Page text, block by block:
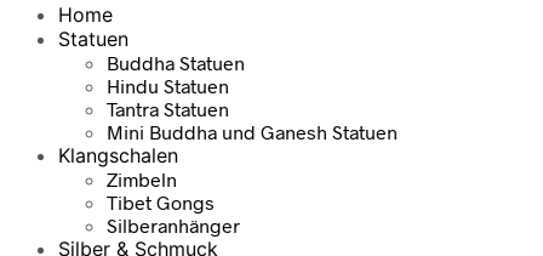
Home
Statuen
Buddha Statuen
Hindu Statuen
Tantra Statuen
Mini Buddha und Ganesh Statuen
Klangschalen
Zimbeln
Tibet Gongs
Silberanhänger
Silber & Schmuck